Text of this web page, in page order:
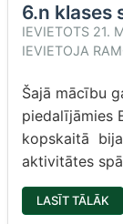
6.n klases
IEVIETOTS 21.
IEVIETOJA
Šajā mācību
piedalījāmies
kopskaitā
aktivitātes
LASĪT TĀLĀK